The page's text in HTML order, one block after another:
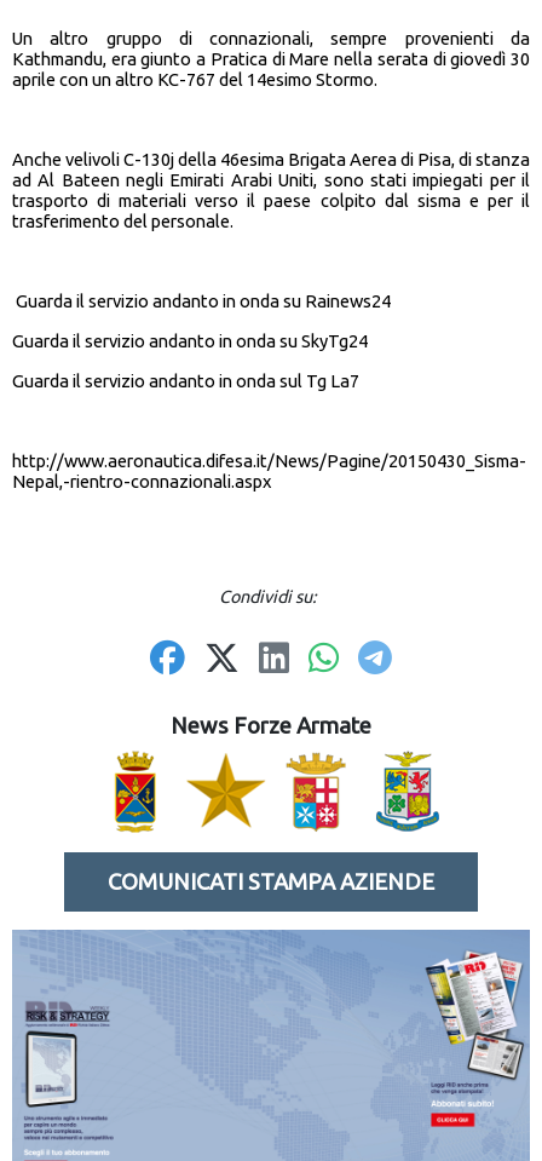
Un altro gruppo di connazionali, sempre provenienti da
Kathmandu, era giunto a Pratica di Mare nella serata di giovedì 30
aprile con un altro KC-767 del 14esimo Stormo.
Anche velivoli C-130j della 46esima Brigata Aerea di Pisa, di stanza
ad Al Bateen negli Emirati Arabi Uniti, sono stati impiegati per il
trasporto di materiali verso il paese colpito dal sisma e per il
trasferimento del personale.
Guarda il servizio andanto in onda su Rainews24
Guarda il servizio andanto in onda su SkyTg24
Guarda il servizio andanto in onda sul Tg La7
http://www.aeronautica.difesa.it/News/Pagine/20150430_Sisma-
Nepal,-rientro-connazionali.aspx
Condividi su:
News Forze Armate
COMUNICATI STAMPA AZIENDE